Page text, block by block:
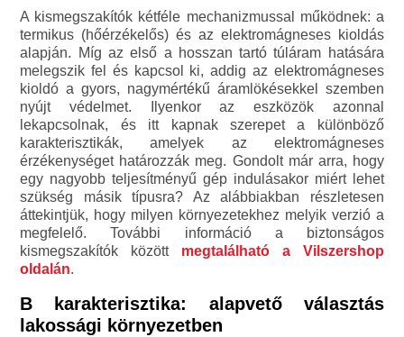
A kismegszakítók kétféle mechanizmussal működnek: a
termikus (hőérzékelős) és az elektromágneses kioldás
alapján. Míg az első a hosszan tartó túláram hatására
melegszik fel és kapcsol ki, addig az elektromágneses
kioldó a gyors, nagymértékű áramlökésekkel szemben
nyújt védelmet. Ilyenkor az eszközök azonnal
lekapcsolnak, és itt kapnak szerepet a különböző
karakterisztikák, amelyek az elektromágneses
érzékenységet határozzák meg. Gondolt már arra, hogy
egy nagyobb teljesítményű gép indulásakor miért lehet
szükség másik típusra? Az alábbiakban részletesen
áttekintjük, hogy milyen környezetekhez melyik verzió a
megfelelő. További információ a biztonságos
kismegszakítók között megtalálható a Vilszershop
oldalán.
B karakterisztika: alapvető választás
lakossági környezetben